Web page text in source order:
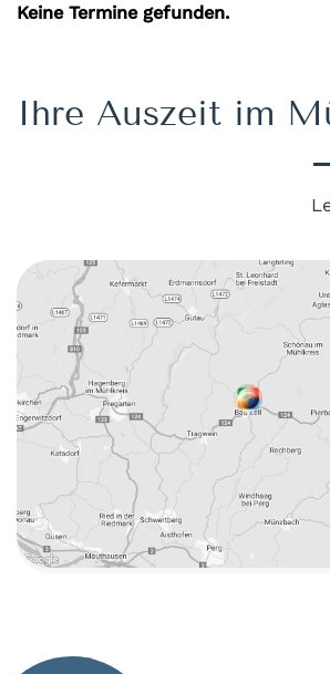
Keine Termine gefunden.
Ihre Auszeit im